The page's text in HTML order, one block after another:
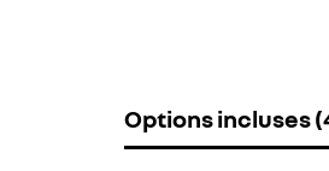
Options incluses